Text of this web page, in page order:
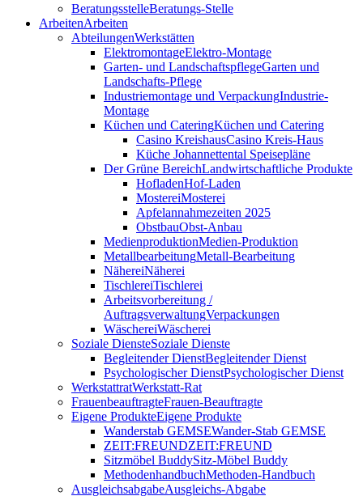
BeratungsstelleBeratungs-Stelle
ArbeitenArbeiten
AbteilungenWerkstätten
ElektromontageElektro-Montage
Garten- und LandschaftspflegeGarten und
Landschafts-Pflege
Industriemontage und VerpackungIndustrie-
Montage
Küchen und CateringKüchen und Catering
Casino KreishausCasino Kreis-Haus
Küche Johannettental Speisepläne
Der Grüne BereichLandwirtschaftliche Produkte
HofladenHof-Laden
MostereiMosterei
Apfelannahmezeiten 2025
ObstbauObst-Anbau
MedienproduktionMedien-Produktion
MetallbearbeitungMetall-Bearbeitung
NähereiNäherei
TischlereiTischlerei
Arbeitsvorbereitung /
AuftragsverwaltungVerpackungen
WäschereiWäscherei
Soziale DiensteSoziale Dienste
Begleitender DienstBegleitender Dienst
Psychologischer DienstPsychologischer Dienst
WerkstattratWerkstatt-Rat
FrauenbeauftragteFrauen-Beauftragte
Eigene ProdukteEigene Produkte
Wanderstab GEMSEWander-Stab GEMSE
ZEIT:FREUNDZEIT:FREUND
Sitzmöbel BuddySitz-Möbel Buddy
MethodenhandbuchMethoden-Handbuch
AusgleichsabgabeAusgleichs-Abgabe